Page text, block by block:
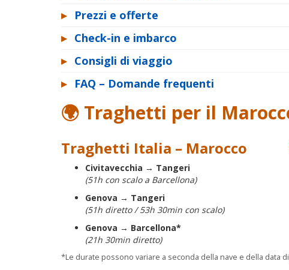
▸
Prezzi e offerte
▸ Check-in e imbarco
▸ Consigli di viaggio
▸
FAQ – Domande frequenti
🌍 Traghetti per il
Traghetti Italia – Marocco
Civitavecchia → Tangeri
(51h con scalo a Barcellona)
Genova → Tangeri
(51h diretto / 53h 30min con scalo)
Genova → Barcellona*
(21h 30min diretto)
*Le durate possono variare a seconda della nave e della data